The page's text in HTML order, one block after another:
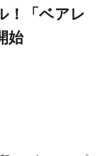
！「ベアレ
始